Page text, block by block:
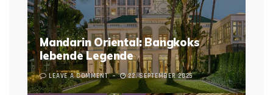
Mandarin Oriental: Bangkoks
lebende Legende
LEAVE A COMMENT 22. SEPTEMBER 2025